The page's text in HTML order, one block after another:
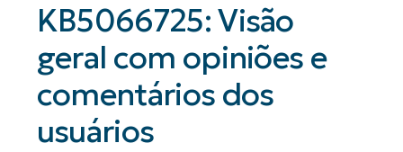
KB5066725: Visão
geral com opiniões e
comentários dos
usuários